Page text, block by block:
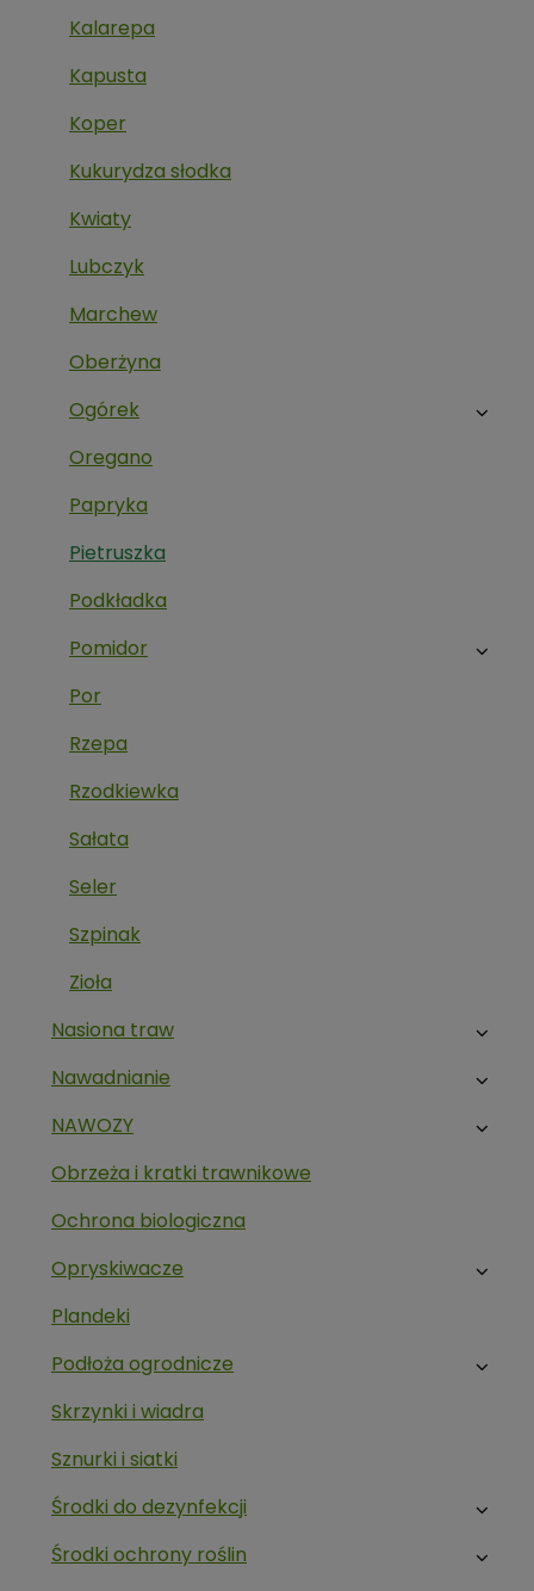
Kalarepa
Kapusta
Koper
Kukurydza słodka
Kwiaty
Lubczyk
Marchew
Oberżyna
Ogórek
Oregano
Papryka
Pietruszka
Podkładka
Pomidor
Por
Rzepa
Rzodkiewka
Sałata
Seler
Szpinak
Zioła
Nasiona traw
Nawadnianie
NAWOZY
Obrzeża i kratki trawnikowe
Ochrona biologiczna
Opryskiwacze
Plandeki
Podłoża ogrodnicze
Skrzynki i wiadra
Sznurki i siatki
Środki do dezynfekcji
Środki ochrony roślin